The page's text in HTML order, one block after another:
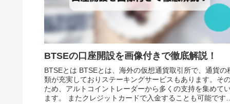
BTSEの口座開設を画像付きで徹底解説！
BTSEとは BTSEとは、海外の仮想通貨取引所で、通貨の種
類が充実しておりステーキングサービスもあります。そ
ため、アルトコイントレーダーから多くの支持を集めて
ます。 またクレジットカードで入金することも可能です。